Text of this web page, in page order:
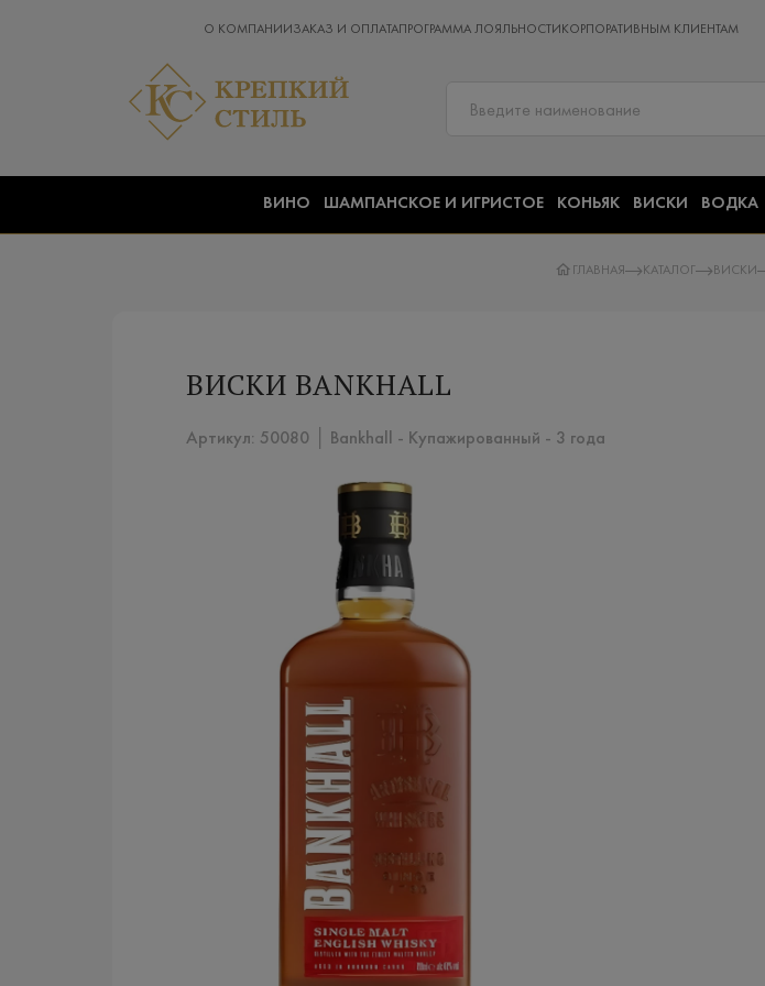
О КОМПАНИИ ЗАКАЗ И ОПЛАТАПРОГРАММА ЛОЯЛЬНОСТИ КОРПОРАТИВНЫМ КЛИЕНТАМ
ВИНО ШАМПАНСКОЕ И ИГРИСТОЕ КОНЬЯК ВИСКИ ВОДКА
ГЛАВНАЯ КАТАЛОГ ВИСКИ
ВИСКИ BANKHALL
Артикул: 50080 │ Bankhall - Купажированный​ - 3 года